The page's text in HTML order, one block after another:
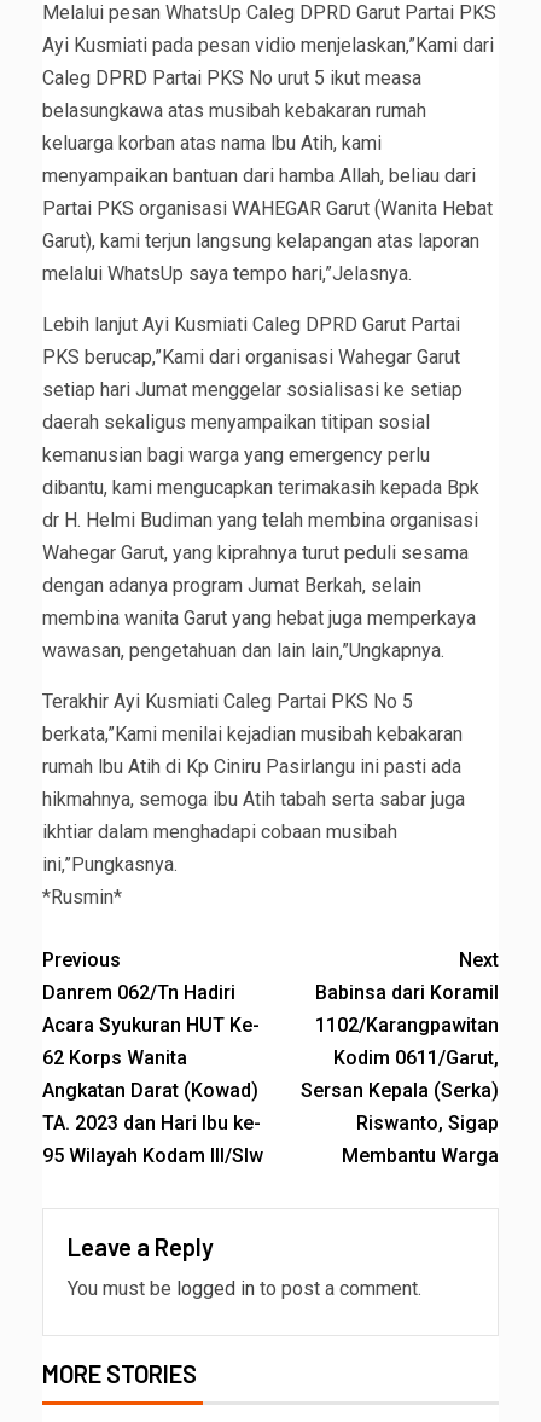
Melalui pesan WhatsUp Caleg DPRD Garut Partai PKS
Ayi Kusmiati pada pesan vidio menjelaskan,”Kami dari
Caleg DPRD Partai PKS No urut 5 ikut measa
belasungkawa atas musibah kebakaran rumah
keluarga korban atas nama lbu Atih, kami
menyampaikan bantuan dari hamba Allah, beliau dari
Partai PKS organisasi WAHEGAR Garut (Wanita Hebat
Garut), kami terjun langsung kelapangan atas laporan
melalui WhatsUp saya tempo hari,”Jelasnya.
Lebih lanjut Ayi Kusmiati Caleg DPRD Garut Partai
PKS berucap,”Kami dari organisasi Wahegar Garut
setiap hari Jumat menggelar sosialisasi ke setiap
daerah sekaligus menyampaikan titipan sosial
kemanusian bagi warga yang emergency perlu
dibantu, kami mengucapkan terimakasih kepada Bpk
dr H. Helmi Budiman yang telah membina organisasi
Wahegar Garut, yang kiprahnya turut peduli sesama
dengan adanya program Jumat Berkah, selain
membina wanita Garut yang hebat juga memperkaya
wawasan, pengetahuan dan lain lain,”Ungkapnya.
Terakhir Ayi Kusmiati Caleg Partai PKS No 5
berkata,”Kami menilai kejadian musibah kebakaran
rumah lbu Atih di Kp Ciniru Pasirlangu ini pasti ada
hikmahnya, semoga ibu Atih tabah serta sabar juga
ikhtiar dalam menghadapi cobaan musibah
ini,”Pungkasnya.
*Rusmin*
Previous
Danrem 062/Tn Hadiri
Acara Syukuran HUT Ke-
62 Korps Wanita
Angkatan Darat (Kowad)
TA. 2023 dan Hari Ibu ke-
95 Wilayah Kodam III/Slw
Next
Babinsa dari Koramil
1102/Karangpawitan
Kodim 0611/Garut,
Sersan Kepala (Serka)
Riswanto, Sigap
Membantu Warga
Leave a Reply
You must be logged in to post a comment.
MORE STORIES